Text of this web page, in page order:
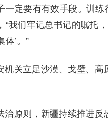
一定要有有效手段。训
“我们牢记总书记的嘱托
’。”
机关立足沙漠、戈壁、
原则，新疆持续推进反